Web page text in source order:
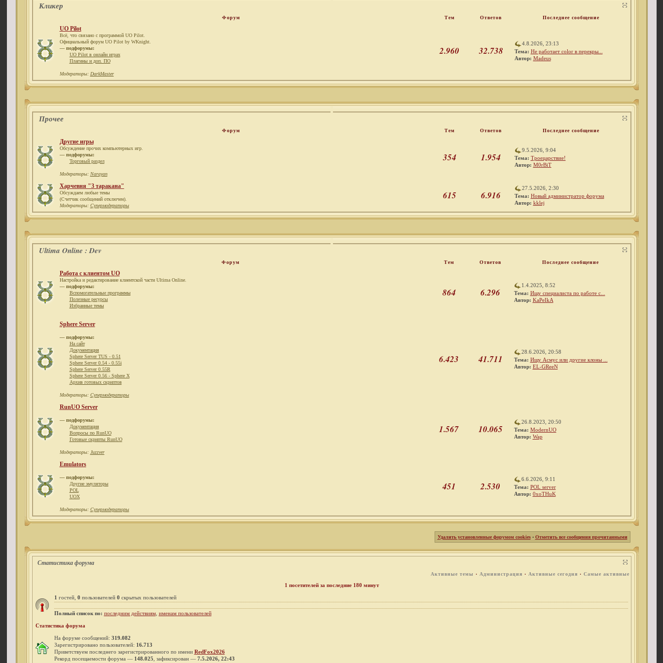
Кликер
Форум Тем Ответов Последнее сообщение
UO Pilot
Всё, что связано с программой UO Pilot.
Официальный форум UO Pilot by WKnight.
— подфорумы:
UO Pilot в онлайн играх
Плагины и доп. ПО
Модераторы: DarkMaster
2.960 32.738
4.8.2026, 23:13
Тема: Не работает color в перекры...
Автор: Madeus
Прочее
Форум Тем Ответов Последнее сообщение
Другие игры
Обсуждение прочих компьютерных игр.
— подфорумы:
Торговый раздел
Модераторы: Narayan
354 1.954
9.5.2026, 9:04
Тема: Троецарствие!
Автор: M0rBiT
Харчевня "3 таракана"
Обсуждаем любые темы
(Счетчик сообщений отключен).
Модераторы: Супермодераторы
615 6.916
27.5.2026, 2:30
Тема: Новый администратор форума
Автор: kklej
Ultima Online : Dev
Форум Тем Ответов Последнее сообщение
Работа с клиентом UO
Настройка и редактирование клиентской части Ultima Online.
— подфорумы:
Вспомогательные программы
Полезные ресурсы
Избранные темы
864 6.296
1.4.2025, 8:52
Тема: Ищу специалиста по работе с...
Автор: KaPeIkA
Sphere Server
— подфорумы:
На сайт
Документация
Sphere Server TUS - 0.51
Sphere Server 0.54 - 0.55i
Sphere Server 0.55R
Sphere Server 0.56 - Sphere X
Архив готовых скриптов
Модераторы: Супермодераторы
6.423 41.711
28.6.2026, 20:58
Тема: Ищу Асмус или другие клоны ...
Автор: EL-GReeN
RunUO Server
— подфорумы:
Документация
Вопросы по RunUO
Готовые скрипты RunUO
Модераторы: Juzzver
1.567 10.065
26.8.2023, 20:50
Тема: ModernUO
Автор: Wap
Emulators
— подфорумы:
Другие эмуляторы
POL
UOX
Модераторы: Супермодераторы
451 2.530
6.6.2026, 9:11
Тема: POL server
Автор: 0xoTHuK
Удалить установленные форумом cookies· Отметить все сообщения прочитанными
Статистика форума
Активные темы · Администрация · Активные сегодня · Самые активные
1 посетителей за последние 180 минут
1 гостей, 0 пользователей 0 скрытых пользователей
Полный список по: последним действиям, именам пользователей
Статистика форума
На форуме сообщений: 319.082
Зарегистрировано пользователей: 16.713
Приветствуем последнего зарегистрированного по имени RedFox2026
Рекорд посещаемости форума — 148.025 , зафиксирован — 7.5.2026, 22:43